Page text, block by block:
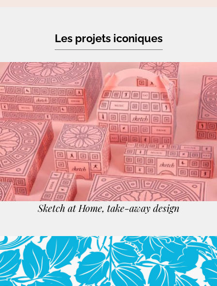
Les projets iconiques
Sketch at Home, take-away design